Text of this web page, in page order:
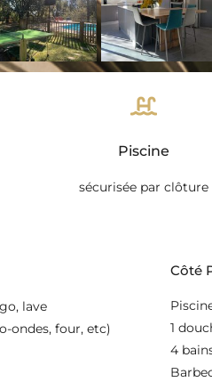
Piscine
sécurisée par clôture
lave
ondes, four, etc)
Côté
1
4